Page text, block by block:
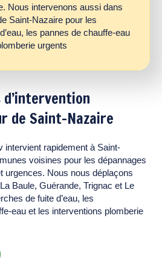
Nous intervenons aussi dans
Saint-Nazaire pour les
les pannes de chauffe-eau
urgents
de Saint-Nazaire
intervient rapidement à Saint-
voisines pour les dépannages
urgences. Nous nous déplaçons
Baule, Guérande, Trignac et Le
de fuite d’eau, les
eau et les interventions plomberie